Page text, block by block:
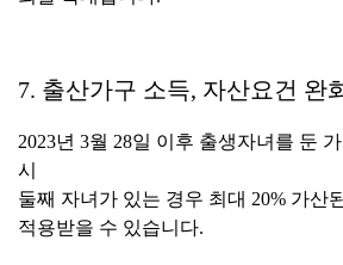
7. 출산가구 소득, 자산요건 완
2023년 3월 28일 이후 출생자녀를 둔
시
둘째 자녀가 있는 경우 최대 20% 가산
적용받을 수 있습니다.